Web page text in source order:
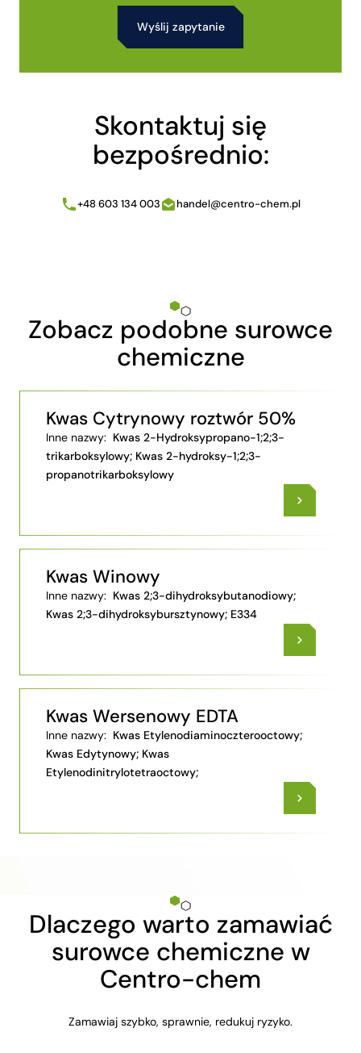
Skontaktuj się
bezpośrednio:
+48 603 134 003 handel@centro-chem.pl
Zobacz podobne surowce
chemiczne
Kwas Cytrynowy roztwór 50%
Inne nazwy: Kwas 2-Hydroksypropano-1;2;3-
trikarboksylowy; Kwas 2-hydroksy-1;2;3-
propanotrikarboksylowy
Kwas Winowy
Inne nazwy: Kwas 2;3-dihydroksybutanodiowy;
Kwas 2;3-dihydroksybursztynowy; E334
Kwas Wersenowy EDTA
Inne nazwy: Kwas Etylenodiaminoczterooctowy;
Kwas Edytynowy; Kwas
Etylenodinitrylotetraoctowy;
Dlaczego warto zamawiać
surowce chemiczne w
Centro-chem
Zamawiaj szybko, sprawnie, redukuj ryzyko.